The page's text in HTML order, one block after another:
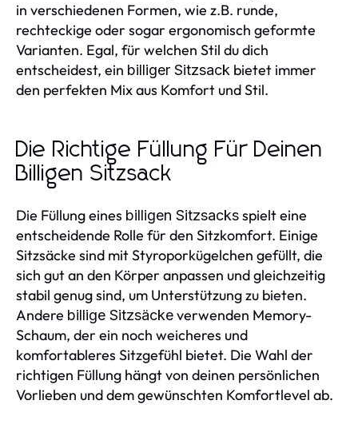
in verschiedenen Formen, wie z.B. runde,
rechteckige oder sogar ergonomisch geformte
Varianten. Egal, für welchen Stil du dich
entscheidest, ein billiger Sitzsack bietet immer
den perfekten Mix aus Komfort und Stil.
Die Richtige Füllung Für Deinen
Billigen Sitzsack
Die Füllung eines billigen Sitzsacksspielt eine
entscheidende Rolle für den Sitzkomfort. Einige
Sitzsäcke sind mit Styroporkügelchen gefüllt, die
sich gut an den Körper anpassen und gleichzeitig
stabil genug sind, um Unterstützung zu bieten.
Andere billige Sitzsäckeverwenden Memory-
Schaum, der ein noch weicheres und
komfortableres Sitzgefühl bietet. Die Wahl der
richtigen Füllung hängt von deinen persönlichen
Vorlieben und dem gewünschten Komfortlevel ab.